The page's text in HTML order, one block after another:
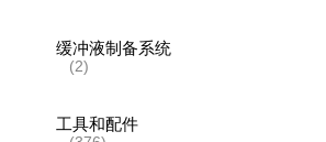
缓冲液制备系统
(2)
工具和配件